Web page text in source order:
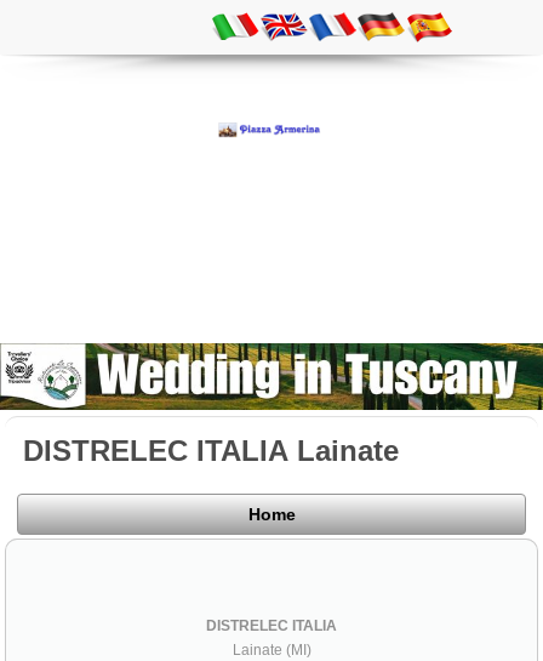
DISTRELEC ITALIA Lainate
Home
DISTRELEC ITALIA
Lainate (MI)